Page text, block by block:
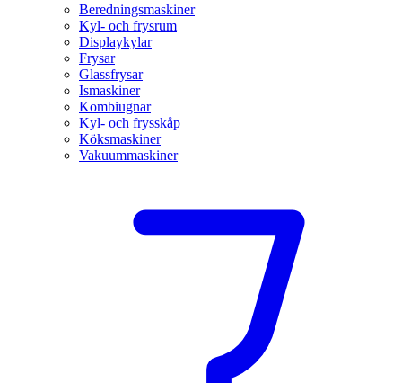
Beredningsmaskiner
Kyl- och frysrum
Displaykylar
Frysar
Glassfrysar
Ismaskiner
Kombiugnar
Kyl- och frysskåp
Köksmaskiner
Vakuummaskiner